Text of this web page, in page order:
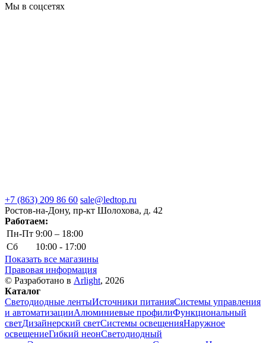
Мы в соцсетях
+7 (863) 209 86 60 sale@ledtop.ru
Ростов-на-Дону, пр-кт Шолохова, д. 42
Работаем:
Пн-Пт 9:00 – 18:00
Сб
10:00 - 17:00
Показать все магазины
Правовая информация
© Разработано в Arlight, 2026
Каталог
Светодиодные лентыИсточники питанияСистемы управления
и автоматизацииАлюминиевые профилиФункциональный
светДизайнерский светСистемы освещенияНаружное
освещениеГибкий неонСветодиодный